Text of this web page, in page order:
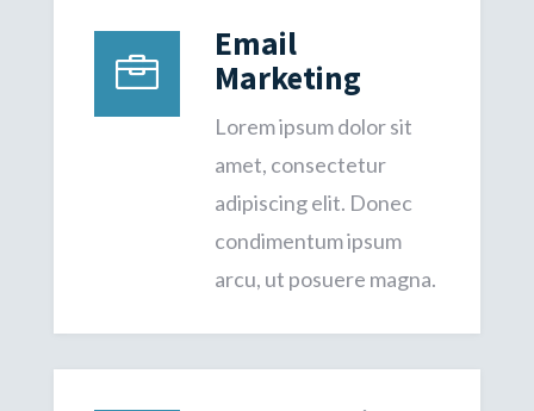

Email
Marketing
Lorem ipsum dolor sit
amet, consectetur
adipiscing elit. Donec
condimentum ipsum
arcu, ut posuere magna.